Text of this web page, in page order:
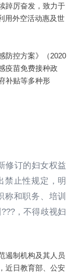
踔厉奋发，致力于
用外空活动惠及世
控方案》（2020
疫苗免费接种政
补贴等多种形
订的妇女权益
禁止性规定，明
和职务、培训
，不得歧视妇
制机构及其人员
近日教育部、公安